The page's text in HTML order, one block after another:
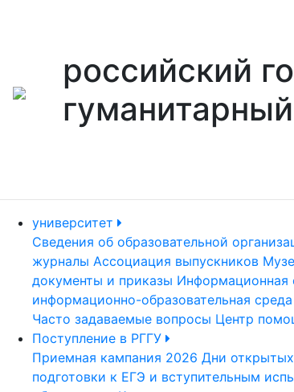
российский
университет
Сведения об образовательной
журналы Ассоциация выпускников
документы и приказы Информационная
информационно-образовательная среда
Часто задаваемые вопросы Центр
Поступление в РГГУ
Приемная кампания 2026 Дни
подготовки к ЕГЭ и вступительным